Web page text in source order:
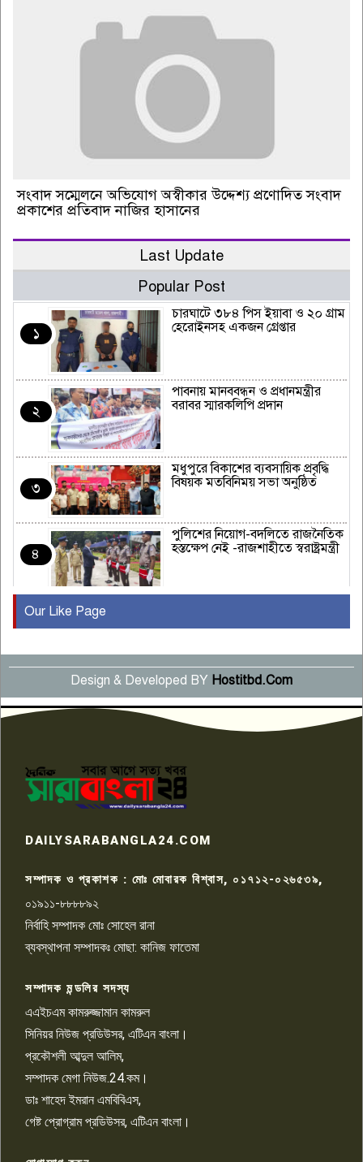
সংবাদ সম্মেলনে অভিযোগ অস্বীকার উদ্দেশ্য প্রণোদিত সংবাদ
প্রকাশের প্রতিবাদ নাজির হাসানের
Last Update
Popular Post
১
চারঘাটে ৩৮৪ পিস ইয়াবা ও ২০ গ্রাম
হেরোইনসহ একজন গ্রেপ্তার
২
পাবনায় মানববন্ধন ও প্রধানমন্ত্রীর
বরাবর স্মারকলিপি প্রদান
৩
মধুপুরে বিকাশের ব্যবসায়িক প্রবৃদ্ধি
বিষয়ক মতবিনিময় সভা অনুষ্ঠিত
৪
পুলিশের নিয়োগ-বদলিতে রাজনৈতিক
হস্তক্ষেপ নেই -রাজশাহীতে স্বরাষ্ট্রমন্ত্রী
৫
বছর পূর্তি উদযাপন
৬
সংবাদ সম্মেলনে অভিযোগ অস্বীকার
উদ্দেশ্য প্রণোদিত সংবাদ প্রকাশের
প্রতিবাদ নাজির হাসানের
৭
কেটে ঘরে ঢুকে স্কুল শিক্ষিকাকে হত্যা
টয়লেটের ট্যাংকি থেকে লাশ উদ্ধার
রাজশাহীতে সন্ত্রাসী হামলায় গুরুতর
চাঁদাবাজি ও হয়রানির অভিযোগ
১০
Our Like Page
Design & Developed BY Hostitbd.Com
DAILYSARABANGLA24.COM
সম্পাদক ও প্রকাশক : মোঃ মোবারক বিশ্বাস, ০১৭১২-০২৬৫৩৯,
০১৯১১-৮৮৮৮৯২
নির্বাহি সম্পাদক মোঃ সোহেল রানা
ব্যবস্থাপনা সম্পাদকঃ মোছা: কানিজ ফাতেমা
সম্পাদক মন্ডলির সদস্য
এএইচএম কামরুজ্জামান কামরুল
সিনিয়র নিউজ প্রডিউসর, এটিএন বাংলা।
প্রকৌশলী আব্দুল আলিম,
সম্পাদক মেগা নিউজ.24.কম।
ডাঃ শাহেদ ইমরান এমবিবিএস,
গেষ্ট প্রোগ্রাম প্রডিউসর, এটিএন বাংলা।